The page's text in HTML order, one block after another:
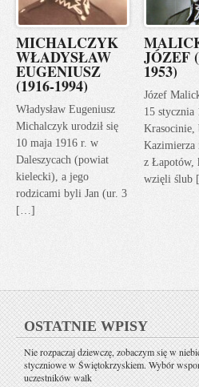
MICHALCZYK
WŁADYSŁAW
EUGENIUSZ
(1916-1994)
Władysław Eugeniusz
Michalczyk urodził się
10 maja 1916 r. w
Daleszycach (powiat
kielecki), a jego
rodzicami byli Jan (ur. 3
[…]
JÓZEF
1953)
Józef
15 stycznia
Krasocinie,
Kazimierza
z Łapotów,
wzięli
OSTATNIE WPISY
Nie rozpaczaj dziewczę, zobaczym się w
styczniowe w Świętokrzyskiem. Wybór
uczestników walk